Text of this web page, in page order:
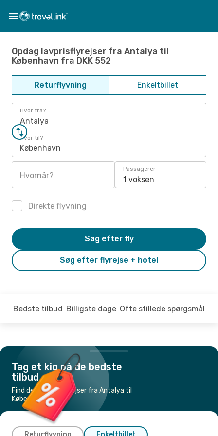
Opdag lavprisflyrejser fra Antalya til
København fra DKK 552
Returflyvning Enkeltbillet
Hvor fra?
Antalya
Hvor til?
København
Hvornår?
Passagerer
1 voksen
Direkte flyvning
Søg efter flyrejse + hotel
Søg efter fly
Bedste tilbud Billigste dage Ofte stillede spørgsmål
Tag et kig på de bedste
tilbud
Find de billigste flyrejser fra Antalya til
København
Returflyvning Enkeltbillet